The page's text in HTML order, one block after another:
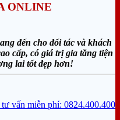
ONLINE
đến cho đối tác và khách
cấp, có giá trị gia tăng tiện
lai tốt đẹp hơn!
vấn miễn phí: 0824.400.400